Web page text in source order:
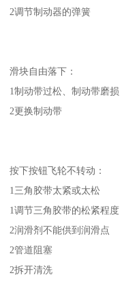
2调节制动器的弹簧
滑块自由落下：
1制动带过松、制动带磨损
2更换制动带
按下按钮飞轮不转动：
1三角胶带太紧或太松
1调节三角胶带的松紧程度
2润滑剂不能供到润滑点
2管道阻塞
2拆开清洗